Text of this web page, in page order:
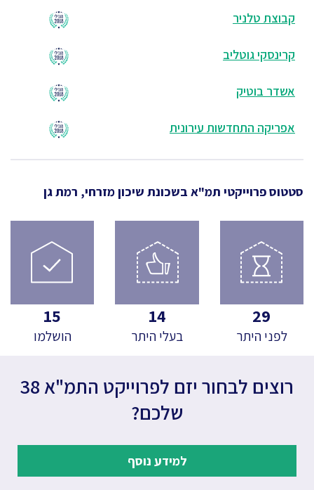
קבוצת טלניר
קרינסקי גוטליב
אשדר בוטיק
אפריקה התחדשות עירונית
סטטוס פרוייקטי תמ"א בשכונת שיכון מזרחי, רמת גן
29
לפני היתר
14
בעלי היתר
15
הושלמו
רוצים לבחור יזם לפרוייקט התמ"א 38
שלכם?
למידע נוסף